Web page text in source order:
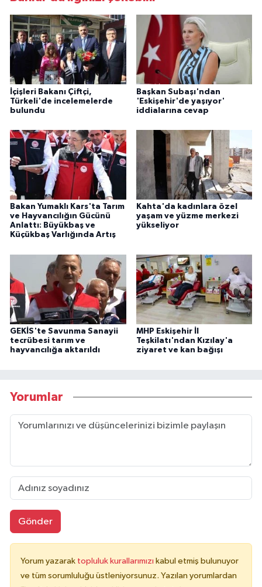
İçişleri Bakanı Çiftçi,
Türkeli'de incelemelerde
bulundu
Başkan Subaşı'ndan
'Eskişehir'de yaşıyor'
iddialarına cevap
Bakan Yumaklı Kars'ta Tarım
ve Hayvancılığın Gücünü
Anlattı: Büyükbaş ve
Küçükbaş Varlığında Artış
Kahta'da kadınlara özel
yaşam ve yüzme merkezi
yükseliyor
GEKİS'te Savunma Sanayii
tecrübesi tarım ve
hayvancılığa aktarıldı
MHP Eskişehir İl
Teşkilatı'ndan Kızılay'a
ziyaret ve kan bağışı
Yorumlar
Gönder
Yorum yazarak topluluk kurallarımızı kabul etmiş bulunuyor
ve tüm sorumluluğu üstleniyorsunuz. Yazılan yorumlardan